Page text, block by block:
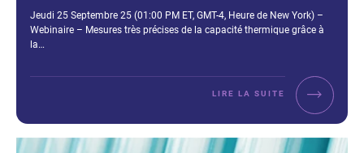
Extrait :
Jeudi 25 Septembre 25 (01:00 PM ET, GMT-4, Heure de New York) –
Webinaire – Mesures très précises de la capacité thermique grâce à
la…
LIRE LA SUITE